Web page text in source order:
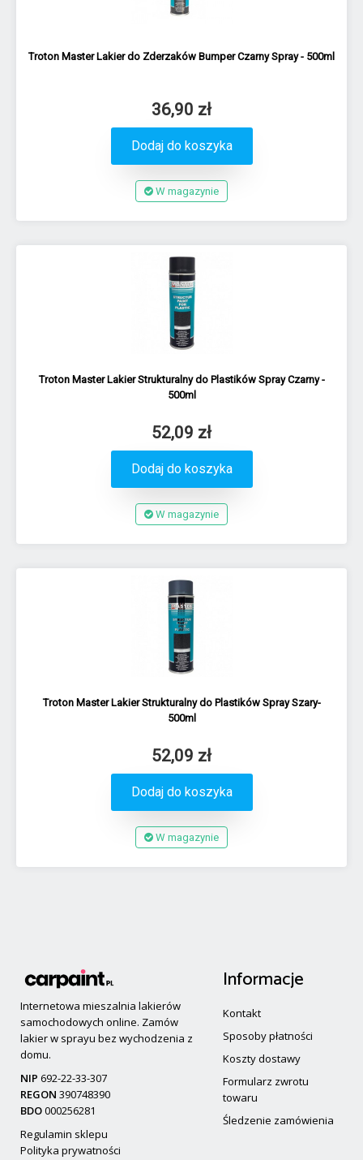
Troton Master Lakier do Zderzaków Bumper Czarny Spray - 500ml
36,90 zł
Dodaj do koszyka
W magazynie
Troton Master Lakier Strukturalny do Plastików Spray Czarny -
500ml
52,09 zł
Dodaj do koszyka
W magazynie
Troton Master Lakier Strukturalny do Plastików Spray Szary-
500ml
52,09 zł
Dodaj do koszyka
W magazynie
Internetowa mieszalnia lakierów
samochodowych online. Zamów
lakier w sprayu bez wychodzenia z
domu.
NIP 692-22-33-307
REGON 390748390
BDO000256281
Regulamin sklepu
Polityka prywatności
Informacje
Kontakt
Sposoby płatności
Koszty dostawy
Formularz zwrotu
towaru
Śledzenie zamówienia